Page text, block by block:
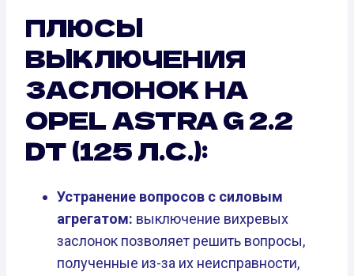
ПЛЮСЫ
ВЫКЛЮЧЕНИЯ
ЗАСЛОНОК НА
OPEL ASTRA G 2.2
DT (125 Л.С.):
Устранение вопросов с силовым
агрегатом: выключение вихревых
заслонок позволяет решить вопросы,
полученные из-за их неисправности,